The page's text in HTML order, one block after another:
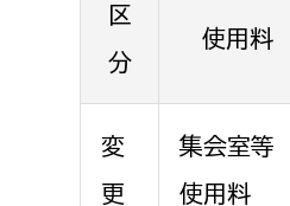
区
分
使用料
変
更
集会室等
使用料